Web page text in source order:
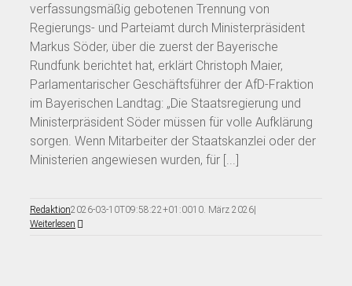
verfassungsmäßig gebotenen Trennung von
Regierungs- und Parteiamt durch Ministerpräsident
Markus Söder, über die zuerst der Bayerische
Rundfunk berichtet hat, erklärt Christoph Maier,
Parlamentarischer Geschäftsführer der AfD-Fraktion
im Bayerischen Landtag: „Die Staatsregierung und
Ministerpräsident Söder müssen für volle Aufklärung
sorgen. Wenn Mitarbeiter der Staatskanzlei oder der
Ministerien angewiesen wurden, für [...]
Redaktion2026-03-10T09:58:22+01:0010. März 2026|
Weiterlesen